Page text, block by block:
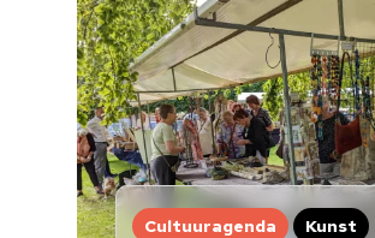
Cultuuragenda Kunst